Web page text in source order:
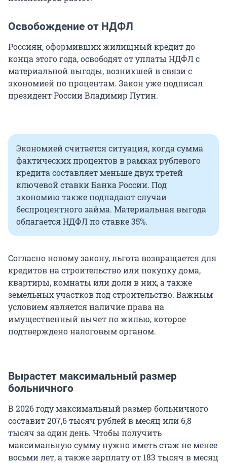
Освобождение от НДФЛ
Россиян, оформивших жилищный кредит до
конца этого года, освободят от уплаты НДФЛ с
материальной выгоды, возникшей в связи с
экономией по процентам. Закон уже подписал
президент России Владимир Путин.
Экономией считается ситуация, когда сумма
фактических процентов в рамках рублевого
кредита составляет меньше двух третей
ключевой ставки Банка России. Под
экономию также подпадают случаи
беспроцентного займа. Материальная выгода
облагается НДФЛ по ставке 35%.
Согласно новому закону, льгота возвращается для
кредитов на строительство или покупку дома,
квартиры, комнаты или доли в них, а также
земельных участков под строительство. Важным
условием является наличие права на
имущественный вычет по жилью, которое
подтверждено налоговым органом.
Вырастет максимальный размер
больничного
В 2026 году максимальный размер больничного
составит 207,6 тысяч рублей в месяц или 6,8
тысяч за один день. Чтобы получить
максимальную сумму нужно иметь стаж не менее
восьми лет, а также зарплату от 183 тысяч в месяц